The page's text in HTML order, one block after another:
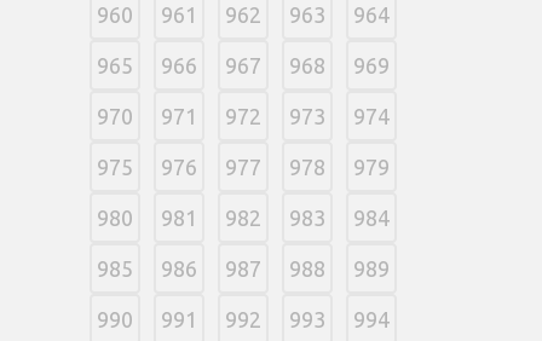
960 961 962 963 964
965 966 967 968 969
970 971 972 973 974
975 976 977 978 979
980 981 982 983 984
985 986 987 988 989
990 991 992 993 994